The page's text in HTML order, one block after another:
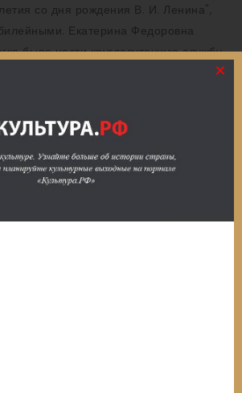
со дня рождения В. И. Ленина",
Екатерина Федоровна
было нести круглосуточную службу
Ведь на постах было всего по 4
связь. Случалось и голодать,
Но все выдержали девушки-
×